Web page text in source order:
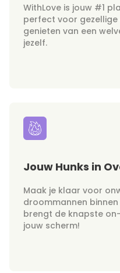
WithLove is jouw #1
perfect voor
genieten van een
jezelf.
Jouw Hunks in
Maak je klaar voor
droommannen
brengt de knapste
jouw scherm!